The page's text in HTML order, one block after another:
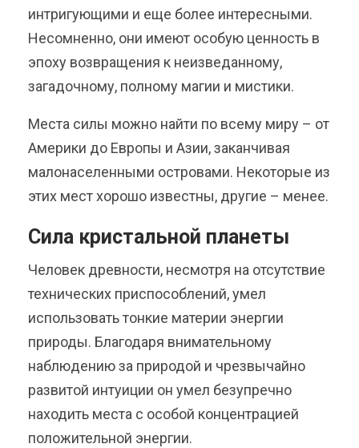
интригующими и еще более интересными.
Несомненно, они имеют особую ценность в
эпоху возвращения к неизведанному,
загадочному, полному магии и мистики.
Места силы можно найти по всему миру – от
Америки до Европы и Азии, заканчивая
малонаселенными островами. Некоторые из
этих мест хорошо известны, другие – менее.
Сила кристальной планеты
Человек древности, несмотря на отсутствие
технических приспособлений, умел
использовать тонкие материи энергии
природы. Благодаря внимательному
наблюдению за природой и чрезвычайно
развитой интуиции он умел безупречно
находить места с особой концентрацией
положительной энергии.